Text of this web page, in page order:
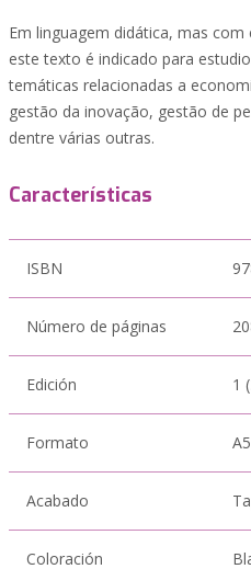
Em linguagem didática, mas
este texto é indicado para
temáticas relacionadas a
gestão da inovação, gestão de
dentre várias outras.
Características
ISBN
Número de páginas
Edición 1
Formato
Acabado
Coloración